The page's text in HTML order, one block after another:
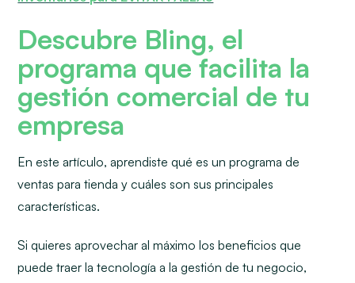
Descubre Bling, el
programa que facilita la
gestión comercial de tu
empresa
En este artículo, aprendiste qué es un programa de
ventas para tienda y cuáles son sus principales
características.
Si quieres aprovechar al máximo los beneficios que
puede traer la tecnología a la gestión de tu negocio,